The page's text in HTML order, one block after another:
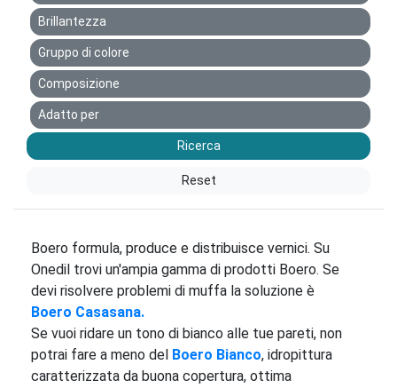
Brillantezza
Gruppo di colore
Composizione
Adatto per
Ricerca
Reset
Boero formula, produce e distribuisce vernici. Su
Onedil trovi un'ampia gamma di prodotti Boero. Se
devi risolvere problemi di muffa la soluzione è
Boero Casasana.
Se vuoi ridare un tono di bianco alle tue pareti, non
potrai fare a meno del Boero Bianco, idropittura
caratterizzata da buona copertura, ottima